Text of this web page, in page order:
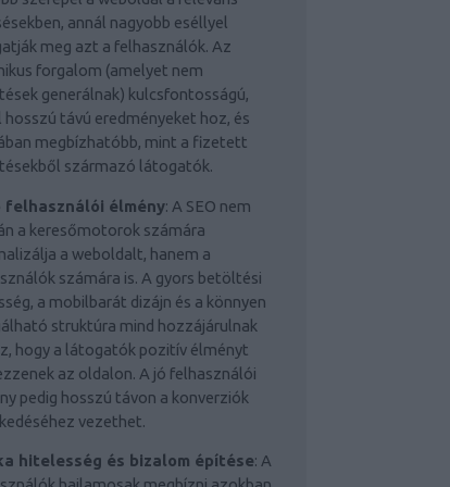
annál nagyobb eséllyel
meg azt a felhasználók. Az
forgalom (amelyet nem
generálnak) kulcsfontosságú,
hosszú távú eredményeket hoz, és
megbízhatóbb, mint a fizetett
származó látogatók.
felhasználói élmény: A SEO nem
a keresőmotorok számára
a weboldalt, hanem a
számára is. A gyors betöltési
a mobilbarát dizájn és a könnyen
struktúra mind hozzájárulnak
hogy a látogatók pozitív élményt
az oldalon. A jó felhasználói
pedig hosszú távon a konverziók
vezethet.
hitelesség és bizalom építése: A